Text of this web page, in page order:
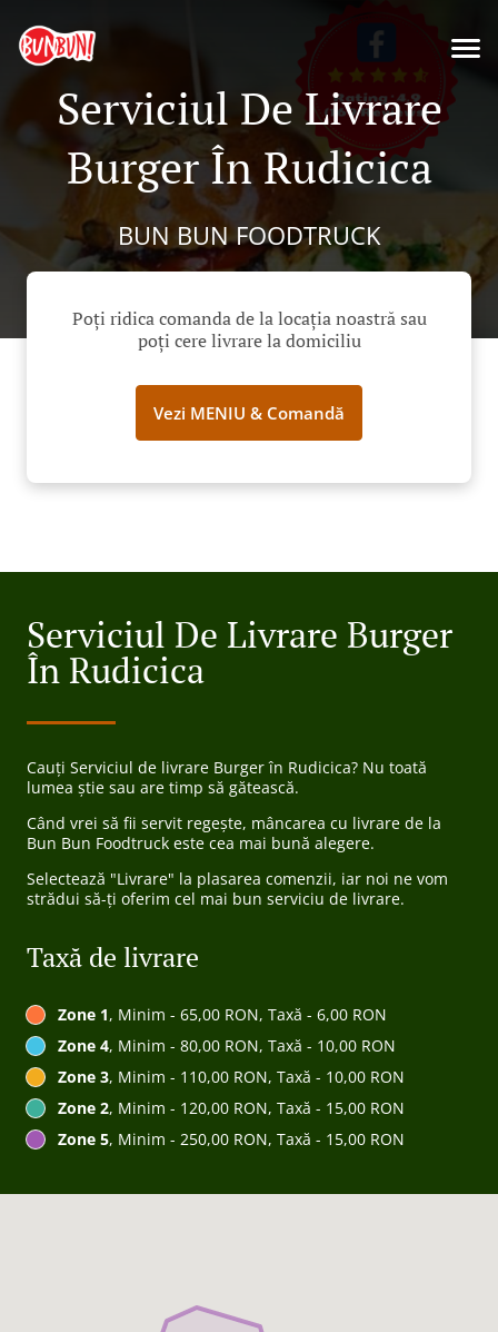
Serviciul De Livrare
Burger În Rudicica
BUN BUN FOODTRUCK
Poți ridica comanda de la locația noastră sau
poți cere livrare la domiciliu
Vezi MENIU & Comandă
Serviciul De Livrare Burger
În Rudicica
Cauți Serviciul de livrare Burger în Rudicica? Nu toată
lumea știe sau are timp să gătească.
Când vrei să fii servit regește, mâncarea cu livrare de la
Bun Bun Foodtruck este cea mai bună alegere.
Selectează "Livrare" la plasarea comenzii, iar noi ne vom
strădui să-ți oferim cel mai bun serviciu de livrare.
Taxă de livrare
Zone 1, Minim - 65,00 RON, Taxă - 6,00 RON
Zone 4, Minim - 80,00 RON, Taxă - 10,00 RON
Zone 3, Minim - 110,00 RON, Taxă - 10,00 RON
Zone 2, Minim - 120,00 RON, Taxă - 15,00 RON
Zone 5, Minim - 250,00 RON, Taxă - 15,00 RON